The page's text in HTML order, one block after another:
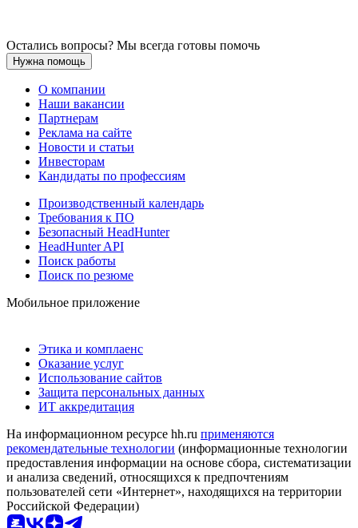
Остались вопросы? Мы всегда готовы помочь
Нужна помощь
О компании
Наши вакансии
Партнерам
Реклама на сайте
Новости и статьи
Инвесторам
Кандидаты по профессиям
Производственный календарь
Требования к ПО
Безопасный HeadHunter
HeadHunter API
Поиск работы
Поиск по резюме
Мобильное приложение
Этика и комплаенс
Оказание услуг
Использование сайтов
Защита персональных данных
ИТ аккредитация
На информационном ресурсе hh.ru применяются
рекомендательные технологии (информационные технологии
предоставления информации на основе сбора, систематизации
и анализа сведений, относящихся к предпочтениям
пользователей сети «Интернет», находящихся на территории
Российской Федерации)